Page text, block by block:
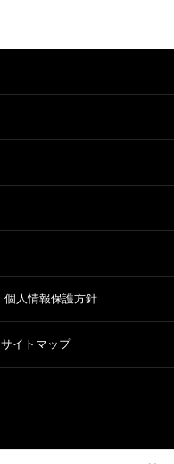
個人情報保護方針
サイトマップ